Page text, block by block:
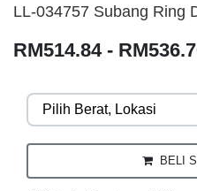
LL-034757 Subang Ring
RM514.84 -
BELI